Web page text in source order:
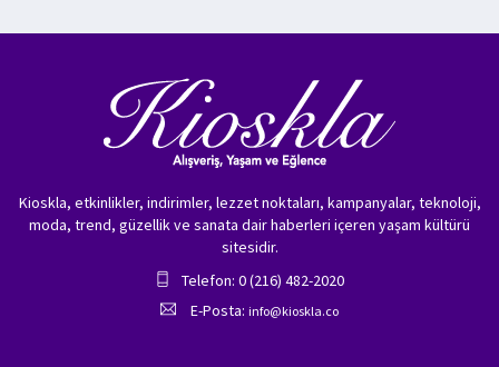
Kioskla, etkinlikler, indirimler, lezzet noktaları, kampanyalar, teknoloji,
moda, trend, güzellik ve sanata dair haberleri içeren yaşam kültürü
sitesidir.
Telefon: 0 (216) 482-2020
E-Posta: info@kioskla.co